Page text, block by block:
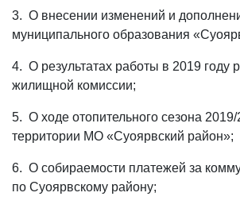
3. О внесении изменений и
муниципального образования
4. О результатах работы в 2019 году
жилищной комиссии;
5. О ходе отопительного сезона 2019/
территории МО «Суоярвский район»;
6. О собираемости платежей за
по Суоярвскому району;